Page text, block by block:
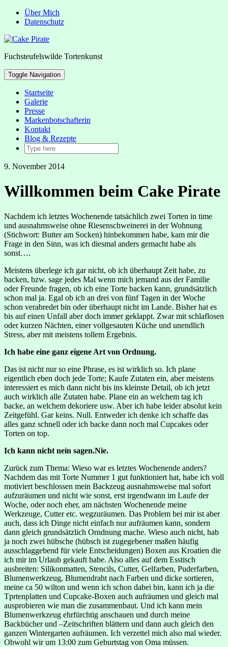
Über Mich
Datenschutz
Fuchsteufelswilde Tortenkunst
Toggle Navigation
Startseite
Galerie
Presse
Markenbotschafterin
Kontakt
Blog & Rezepte
9. November 2014
Willkommen beim Cake Pirate
Nachdem ich letztes Wochenende tatsächlich zwei Torten in time
und ausnahmsweise ohne Riesenschweinerei in der Wohnung
(Stichwort: Butter am Socken) hinbekommen habe, kam mir die
Frage in den Sinn, was ich diesmal anders gemacht habe als
sonst….
Meistens überlege ich gar nicht, ob ich überhaupt Zeit habe, zu
backen, bzw. sage jedes Mal wenn mich jemand aus der Familie
oder Freunde fragen, ob ich eine Torte backen kann, grundsätzlich
schon mal ja. Egal ob ich an drei von fünf Tagen in der Woche
schon verabredet bin oder überhaupt nicht im Lande. Bisher hat es
bis auf einen Unfall aber doch immer geklappt. Zwar mit schlaflosen
oder kurzen Nächten, einer vollgesauten Küche und unendlich
Stress, aber mit meistens tollem Ergebnis.
Ich habe eine ganz eigene Art von Ordnung.
Das ist nicht nur so eine Phrase, es ist wirklich so. Ich plane
eigentlich eben doch jede Torte; Kaufe Zutaten ein, aber meistens
interessiert es mich dann nicht bis ins kleinste Detail, ob ich jetzt
auch wirklich alle Zutaten habe. Plane ein an welchem tag ich
backe, an welchem dekoriere usw. Aber ich habe leider absolut kein
Zeitgefühl. Gar keins. Null. Entweder ich denke ich schaffe das
alles ganz schnell oder ich backe dann noch mal Cupcakes oder
Torten on top.
Ich kann nicht nein sagen.Nie.
Zurück zum Thema: Wieso war es letztes Wochenende anders?
Nachdem das mit Torte Nummer 1 gut funktioniert hat, habe ich voll
motiviert beschlossen mein Backzeug ausnahmsweise mal sofort
aufzuräumen und nicht wie sonst, erst irgendwann im Laufe der
Woche, oder noch eher, am nächsten Wochenende meine
Werkzeuge, Cutter etc. wegzuräumen. Das Problem bei mir ist aber
auch, dass ich Dinge nicht einfach nur aufräumen kann, sondern
dann gleich grundsätzlich Orndnung mache. Wieso auch nicht, hab
ja noch zwei hübsche (hübsch ist zugegebener maßen häufig
ausschlaggebend für viele Entscheidungen) Boxen aus Kroatien die
ich mir im Urlaub gekauft habe. Also alles auf dem Esstisch
ausbreiten: Silikonmatten, Stencils, Cutter, Gelfarben, Puderfarben,
Blumenwerkzeug, Blumendraht nach Farben und dicke sortieren,
meine ca 50 wilton und wenn ich schon dabei bin, kann ich ja die
Tprtenplatten und Cupcake-Boxen auch aufräumen und gleich mal
ausprobieren wie man die zusammenbaut. Und ich kann mein
Blumenwerkzeug ehrfürchtig anschauen und durch meine
Backbücher und –Zeitschriften blättern und dann auch gleich den
ganzen Wintergarten aufräumen. Ich verzettel mich also mal wieder.
Obwohl wir um 13:00 zum Geburtstag von Oma müssen.